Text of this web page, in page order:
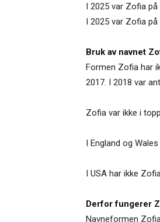
I 2025 var Zofia på
I 2025 var Zofia
Bruk av navnet
Formen Zofia har
2017. I 2018 var
Zofia var ikke i
I England og
I USA har ikke
Derfor fungerer
Navneformen